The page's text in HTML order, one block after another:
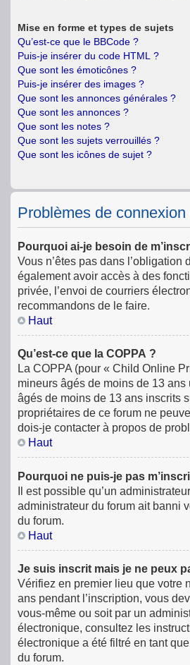
Mise en forme et types de sujets
Qu’est-ce que le BBCode ?
Puis-je insérer du code HTML ?
Que sont les émoticônes ?
Puis-je insérer des images ?
Que sont les annonces générales ?
Que sont les annonces ?
Que sont les notes ?
Que sont les sujets verrouillés ?
Que sont les icônes de sujet ?
Problèmes de connexion
Pourquoi ai-je besoin de
Vous n’êtes pas dans
également avoir accès à des
privée, l’envoi de courriers
recommandons de le faire.
Haut
Qu’est-ce que la COPPA ?
La COPPA (pour « Child Online
mineurs âgés de moins de 13
âgés de moins de 13 ans inscrits
propriétaires de ce forum ne
dois-je contacter à propos de
Haut
Pourquoi ne puis-je pas
Il est possible qu’un
administrateur du forum ait banni
du forum.
Haut
Je suis inscrit mais je ne peux
Vérifiez en premier lieu que votre
ans pendant l’inscription, vous
vous-même ou soit par un
électronique, consultez les
électronique a été filtré en tant
du forum.